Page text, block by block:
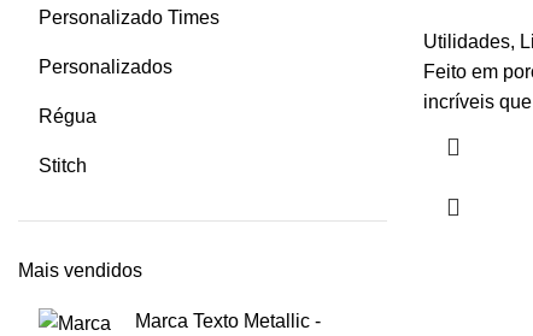
Personalizado Times
Personalizados
Régua
Stitch
Mais vendidos
Marca Texto Metallic -
Utilidades,
Feito em
incríveis